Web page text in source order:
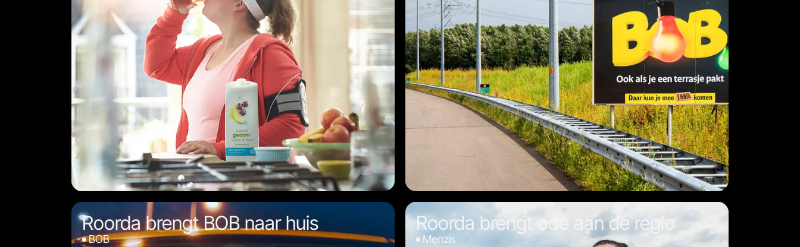
Roorda brengt BOB naar huis
BOB
Roorda brengt ode aan de regio
Menzis